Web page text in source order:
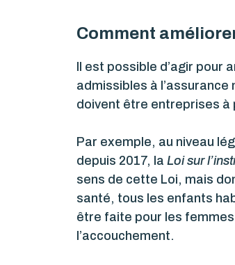
Comment
Il est possible d’agir pour
admissibles à
doivent être entreprises à
Par exemple, au niveau
depuis 2017, la Loi sur
sens de cette Loi, mais
santé, tous les enfants
être faite pour les
l’accouchement.